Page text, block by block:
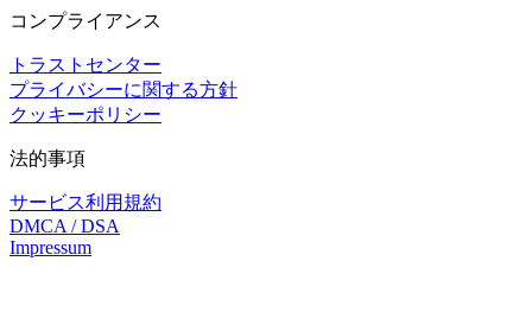
コンプライアンス
トラストセンター
プライバシーに関する方針
クッキーポリシー
法的事項
サービス利用規約
DMCA / DSA
Impressum